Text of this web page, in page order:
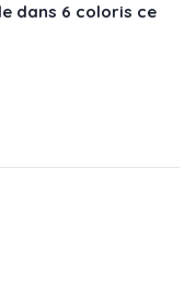
dans 6 coloris ce